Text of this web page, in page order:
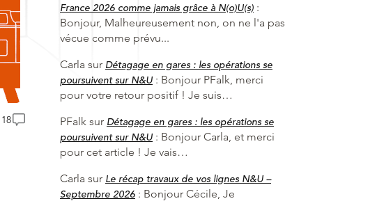
18
France 2026 comme jamais grâce à N(o)U(s) :
Bonjour, Malheureusement non, on ne l'a pas
vécue comme prévu...
Carla sur Détagage en gares : les opérations se
poursuivent sur N&U : Bonjour PFalk, merci
pour votre retour positif ! Je suis…
PFalk sur Détagage en gares : les opérations se
poursuivent sur N&U : Bonjour Carla, et merci
pour cet article ! Je vais…
Carla sur Le récap travaux de vos lignes N&U –
Septembre 2026 : Bonjour Cécile, Je